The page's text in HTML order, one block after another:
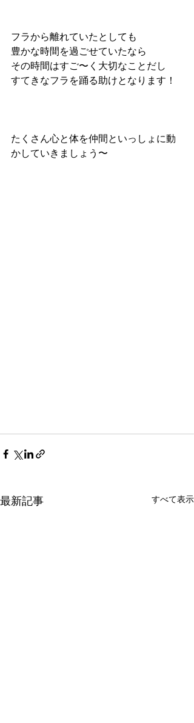
フラから離れていたとしても
豊かな時間を過ごせていたなら
その時間はすご〜く大切なことだし
すてきなフラを踊る助けとなります！
たくさん心と体を仲間といっしょに動
かしていきましょう〜
最新記事 すべて表示